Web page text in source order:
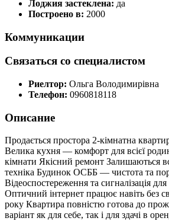
Лоджия застеклена: да
Построено в: 2000
Коммуникации
Связаться со специалистом
Риелтор: Ольга Володимирівна
Телефон: 0960818118
Описание
Продається простора 2-кімнатна
Велика кухня — комфорт для всієї
кімнати Якісний ремонт Залишаються
техніка Будинок ОСББ — чистота та
Відеоспостереження та сигналізація
Оптичний інтернет працює навіть без
року Квартира повністю готова до
варіант як для себе, так і для здачі в